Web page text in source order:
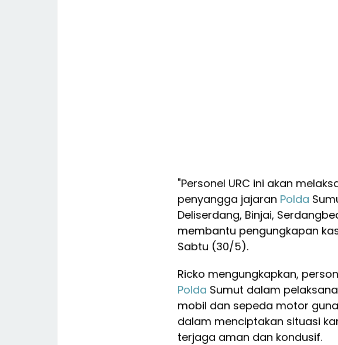
"Personel URC ini akan
penyangga jajaran Polda
Deliserdang, Binjai,
membantu pengungkapan
Sabtu (30/5).
Ricko mengungkapkan,
Polda Sumut dalam
mobil dan sepeda motor
dalam menciptakan situasi
terjaga aman dan kondusif.